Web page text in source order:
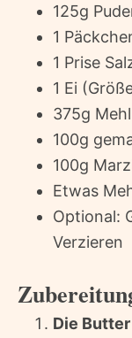
125g
1
1 Prise
1 Ei
375g
100g
100g
Etwas
Optional:
Verzieren
Die